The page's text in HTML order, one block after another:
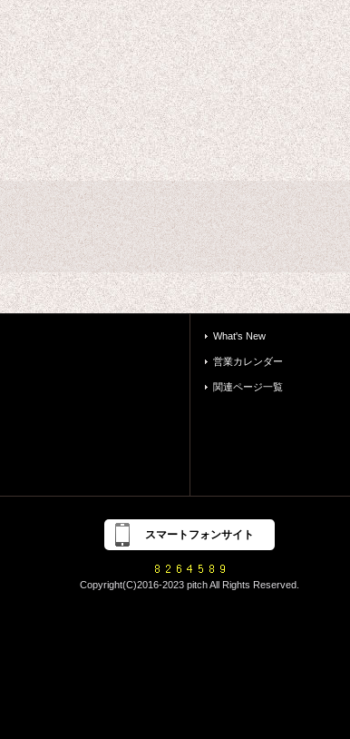
What's New
営業カレンダー
関連ページ一覧
スマートフォンサイト
Copyright(C)2016-2023 pitch All Rights Reserved.